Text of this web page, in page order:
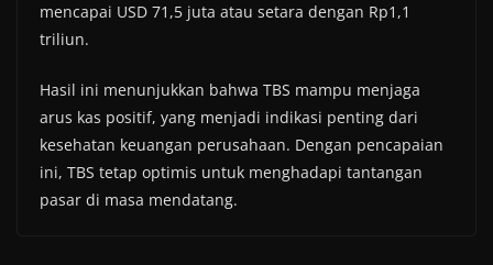
mencapai USD 71,5 juta atau setara dengan Rp1,1
triliun.
Hasil ini menunjukkan bahwa TBS mampu menjaga
arus kas positif, yang menjadi indikasi penting dari
kesehatan keuangan perusahaan. Dengan pencapaian
ini, TBS tetap optimis untuk menghadapi tantangan
pasar di masa mendatang.